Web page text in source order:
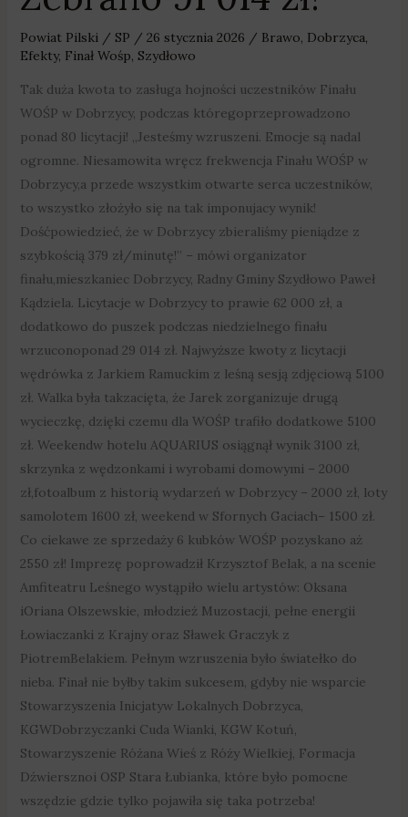
Powiat Pilski / SP / 26 stycznia 2026 / Brawo Dobrzyca
Efekty, Finał Wośp Szydłowo
Tak duża kwota to zasługa hojności uczestników Finału
WOŚP w Dobrzycy, podczas któregoprzeprowadzono
ponad 80 licytacji! „Jesteśmy wzruszeni. Emocje są nadal
ogromne. Niesamowita wręcz frekwencja Finału WOŚP w
Dobrzycy,a przede wszystkim otwarte serca uczestników,
to wszystko złożyło się na tak imponujacy wynik!
Dośćpowiedzieć, że w Dobrzycy zbieraliśmy pieniądze z
szybkością 379 zł/minutę!” – mówi organizator
finału,mieszkaniec Dobrzycy, Radny Gminy Szydłowo Paweł
Kądziela. Licytacje w Dobrzycy to prawie 62 000 zł, a
dodatkowo do puszek podczas niedzielnego finału
wrzuconoponad 29 014 zł. Najwyższe kwoty z licytacji
wędrówka z Jarkiem Ramuckim z leśną sesją zdjęciową 5100
zł. Walka była takzacięta, że Jarek zorganizuje drugą
wycieczkę, dzięki czemu dla WOŚP trafiło dodatkowe 5100
zł. Weekendw hotelu AQUARIUS osiągnął wynik 3100 zł,
skrzynka z wędzonkami i wyrobami domowymi – 2000
zł,fotoalbum z historią wydarzeń w Dobrzycy – 2000 zł, loty
samolotem 1600 zł, weekend w Sfornych Gaciach– 1500 zł.
Co ciekawe ze sprzedaży 6 kubków WOŚP pozyskano aż
2550 zł! Imprezę poprowadził Krzysztof Belak, a na scenie
Amfiteatru Leśnego wystąpiło wielu artystów: Oksana
iOriana Olszewskie, młodzież Muzostacji, pełne energii
Łowiaczanki z Krajny oraz Sławek Graczyk z
PiotremBelakiem. Pełnym wzruszenia było światełko do
nieba. Finał nie byłby takim sukcesem, gdyby nie wsparcie
Stowarzyszenia Inicjatyw Lokalnych Dobrzyca,
KGWDobrzyczanki Cuda Wianki, KGW Kotuń,
Stowarzyszenie Różana Wieś z Róży Wielkiej, Formacja
Dźwiersznoi OSP Stara Łubianka, które było pomocne
wszędzie gdzie tylko pojawiła się taka potrzeba!